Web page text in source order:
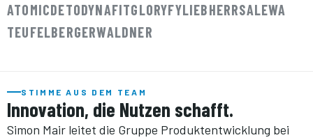
ATOMICDETODYNAFITGLORYFYLIEBHERRSALEWA
TEUFELBERGERWALDNER
STIMME AUS DEM TEAM
Innovation, die Nutzen schafft.
Simon Mair leitet die Gruppe Produktentwicklung bei